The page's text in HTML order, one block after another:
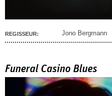
REGISSEUR: Jono Bergmann
Funeral Casino Blues